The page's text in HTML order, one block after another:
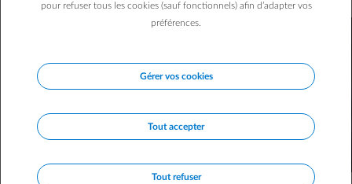
pour refuser tous les cookies (sauf fonctionnels) afin d’adapter vos
préférences.
Gérer vos cookies
Tout accepter
Tout refuser